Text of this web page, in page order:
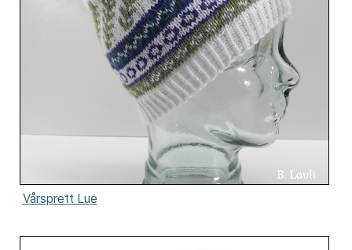
Vårsprett Lue